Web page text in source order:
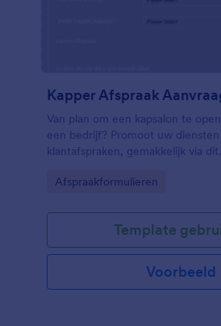
Kapper Afspraak
Van plan om een kapsalon te
een bedrijf? Promoot uw
klantafspraken, gemakkelijk via dit
verzamelt contactgegevens en
Go to Category:
Afspraakformulieren
Template
Voorbeeld